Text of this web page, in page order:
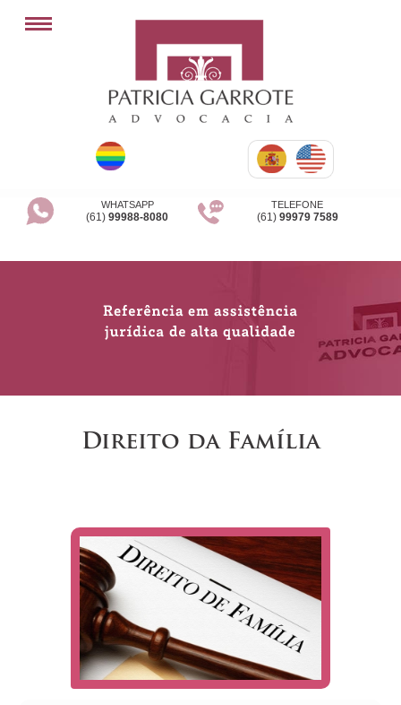
WHATSAPP
(61)99988-8080
TELEFONE
(61) 99979 7589
Direito da Família